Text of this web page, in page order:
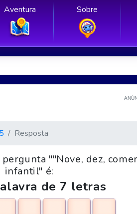
Aventura Sobre
Resposta
""Nove, dez,
infantil" é:
de 7 letras